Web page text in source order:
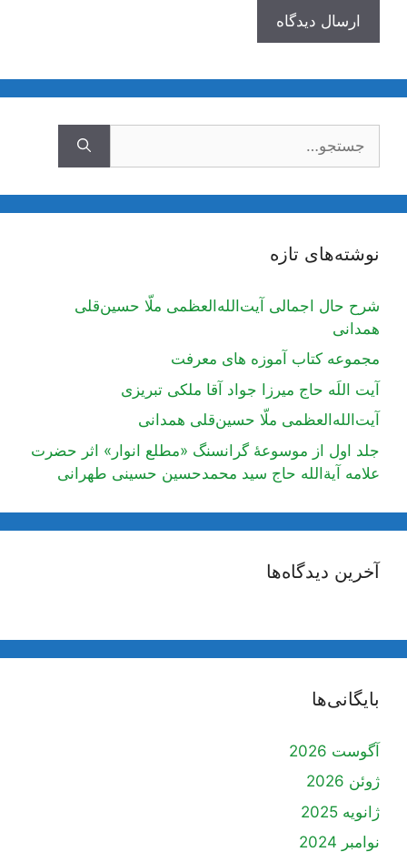
نوشته‌های تازه
شرح حال اجمالی آیت‌الله‌العظمی ملّا حسین‌قلی
همدانی
مجموعه کتاب آموزه های معرفت
آیت اللَه حاج میرزا جواد آقا ملکی تبریزی
آیت‌الله‌العظمی ملّا حسین‌قلی همدانی
جلد اول از موسوعۀ گرانسنگ «مطلع انوار» اثر حضرت
علامه آیة‌الله حاج سید محمدحسین حسینی طهرانی
آخرین دیدگاه‌ها
بایگانی‌ها
آگوست 2026
ژوئن 2026
ژانویه 2025
نوامبر 2024